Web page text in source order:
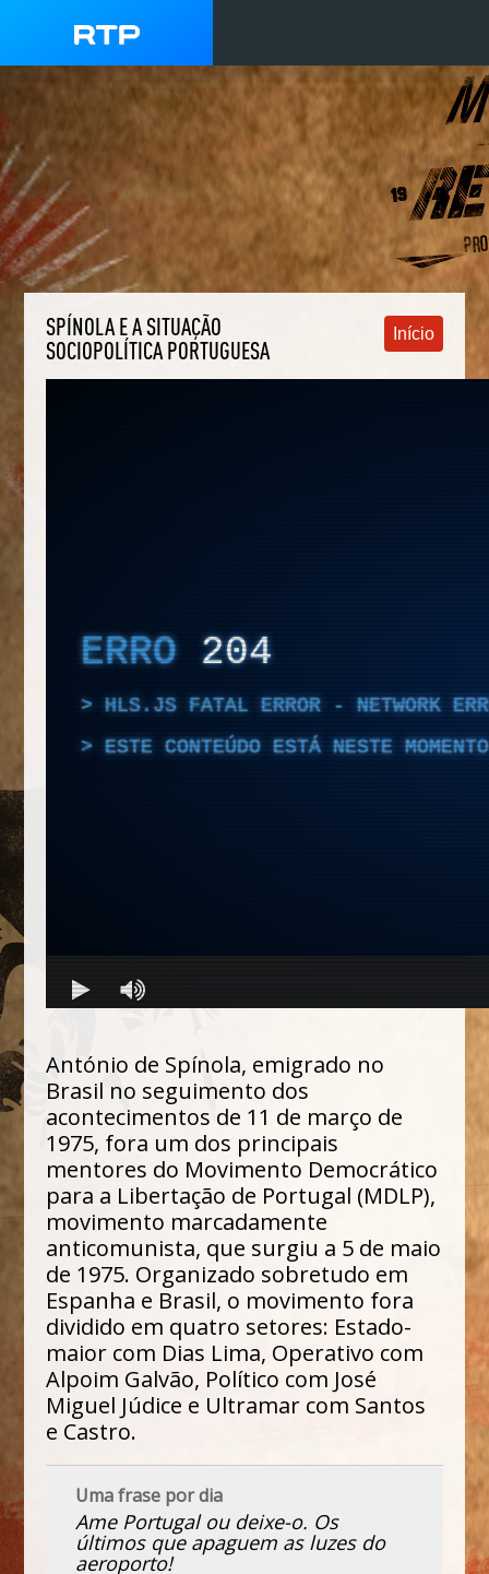
SPÍNOLA E A SITUAÇÃO
SOCIOPOLÍTICA PORTUGUESA
Início
António de Spínola, emigrado no
Brasil no seguimento dos
acontecimentos de 11 de março de
1975, fora um dos principais
mentores do Movimento Democrático
para a Libertação de Portugal (MDLP),
movimento marcadamente
anticomunista, que surgiu a 5 de maio
de 1975. Organizado sobretudo em
Espanha e Brasil, o movimento fora
dividido em quatro setores: Estado-
maior com Dias Lima, Operativo com
Alpoim Galvão, Político com José
Miguel Júdice e Ultramar com Santos
e Castro.
Uma frase por dia
Ame Portugal ou deixe-o. Os
últimos que apaguem as luzes do
aeroporto!